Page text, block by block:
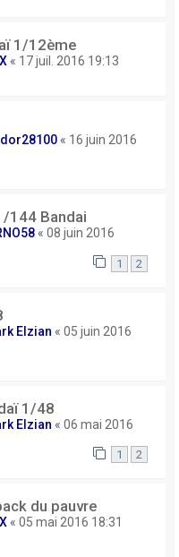
1/12ème
« 17 juil. 2016 19:13
« 16 juin 2016
144 Bandai
« 08 juin 2016
1 2
Elzian « 05 juin 2016
1/48
Elzian « 06 mai 2016
1 2
du pauvre
« 05 mai 2016 18:31